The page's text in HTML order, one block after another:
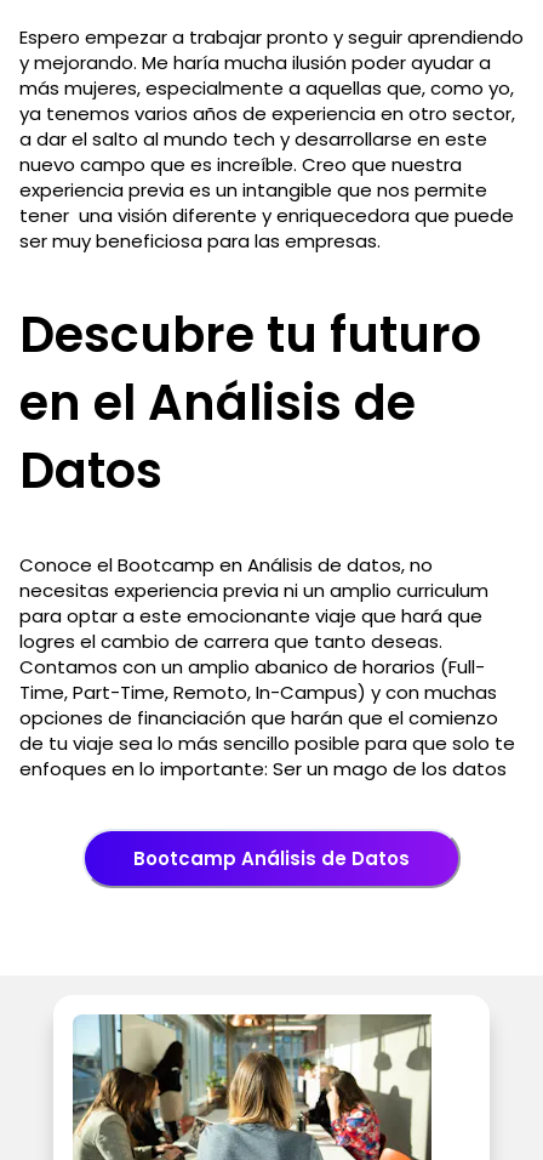
Espero empezar a trabajar pronto y seguir aprendiendo
y mejorando. Me haría mucha ilusión poder ayudar a
más mujeres, especialmente a aquellas que, como yo,
ya tenemos varios años de experiencia en otro sector,
a dar el salto al mundo tech y desarrollarse en este
nuevo campo que es increíble. Creo que nuestra
experiencia previa es un intangible que nos permite
tener una visión diferente y enriquecedora que puede
ser muy beneficiosa para las empresas.
Descubre tu futuro
en el Análisis de
Datos
Conoce el Bootcamp en Análisis de datos, no
necesitas experiencia previa ni un amplio curriculum
para optar a este emocionante viaje que hará que
logres el cambio de carrera que tanto deseas.
Contamos con un amplio abanico de horarios (Full-
Time, Part-Time, Remoto, In-Campus) y con muchas
opciones de financiación que harán que el comienzo
de tu viaje sea lo más sencillo posible para que solo te
enfoques en lo importante: Ser un mago de los datos
Bootcamp Análisis de Datos